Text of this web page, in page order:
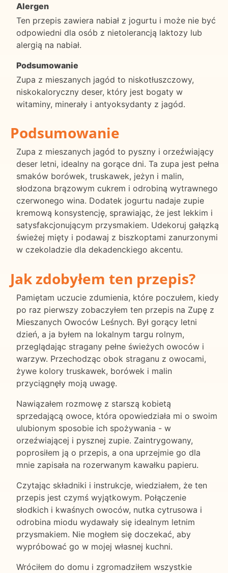
Alergen
Ten przepis zawiera nabiał z jogurtu i może nie być
odpowiedni dla osób z nietolerancją laktozy lub
alergią na nabiał.
Podsumowanie
Zupa z mieszanych jagód to niskotłuszczowy,
niskokaloryczny deser, który jest bogaty w
witaminy, minerały i antyoksydanty z jagód.
Podsumowanie
Zupa z mieszanych jagód to pyszny i orzeźwiający
deser letni, idealny na gorące dni. Ta zupa jest pełna
smaków borówek, truskawek, jeżyn i malin,
słodzona brązowym cukrem i odrobiną wytrawnego
czerwonego wina. Dodatek jogurtu nadaje zupie
kremową konsystencję, sprawiając, że jest lekkim i
satysfakcjonującym przysmakiem. Udekoruj gałązką
świeżej mięty i podawaj z biszkoptami zanurzonymi
w czekoladzie dla dekadenckiego akcentu.
Jak zdobyłem ten przepis?
Pamiętam uczucie zdumienia, które poczułem, kiedy
po raz pierwszy zobaczyłem ten przepis na Zupę z
Mieszanych Owoców Leśnych. Był gorący letni
dzień, a ja byłem na lokalnym targu rolnym,
przeglądając stragany pełne świeżych owoców i
warzyw. Przechodząc obok straganu z owocami,
żywe kolory truskawek, borówek i malin
przyciągnęły moją uwagę.
Nawiązałem rozmowę z starszą kobietą
sprzedającą owoce, która opowiedziała mi o swoim
ulubionym sposobie ich spożywania - w
orzeźwiającej i pysznej zupie. Zaintrygowany,
poprosiłem ją o przepis, a ona uprzejmie go dla
mnie zapisała na rozerwanym kawałku papieru.
Czytając składniki i instrukcje, wiedziałem, że ten
przepis jest czymś wyjątkowym. Połączenie
słodkich i kwaśnych owoców, nutka cytrusowa i
odrobina miodu wydawały się idealnym letnim
przysmakiem. Nie mogłem się doczekać, aby
wypróbować go w mojej własnej kuchni.
Wróciłem do domu i zgromadziłem wszystkie